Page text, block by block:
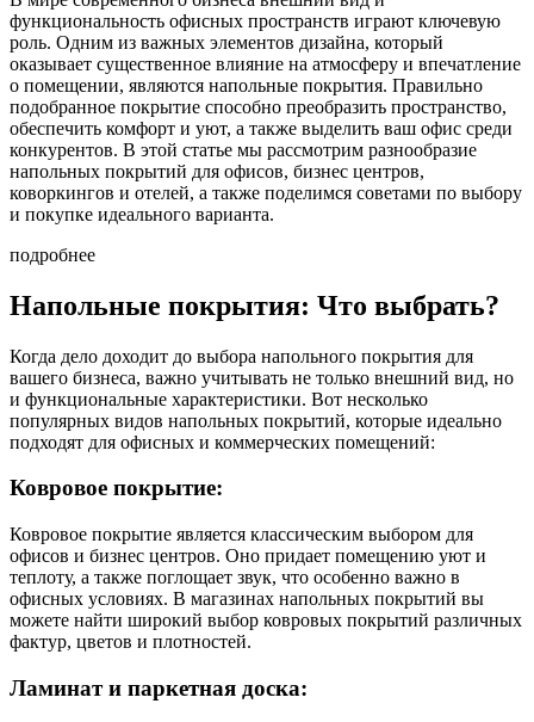
функциональность офисных пространств играют ключевую
роль. Одним из важных элементов дизайна, который
оказывает существенное влияние на атмосферу и впечатление
о помещении, являются напольные покрытия. Правильно
подобранное покрытие способно преобразить пространство,
обеспечить комфорт и уют, а также выделить ваш офис среди
конкурентов. В этой статье мы рассмотрим разнообразие
напольных покрытий для офисов, бизнес центров,
коворкингов и отелей, а также поделимся советами по выбору
и покупке идеального варианта.
подробнее
Напольные покрытия: Что выбрать?
Когда дело доходит до выбора напольного покрытия для
вашего бизнеса, важно учитывать не только внешний вид, но
и функциональные характеристики. Вот несколько
популярных видов напольных покрытий, которые идеально
подходят для офисных и коммерческих помещений:
Ковровое покрытие:
Ковровое покрытие является классическим выбором для
офисов и бизнес центров. Оно придает помещению уют и
теплоту, а также поглощает звук, что особенно важно в
офисных условиях. В магазинах напольных покрытий вы
можете найти широкий выбор ковровых покрытий различных
фактур, цветов и плотностей.
Ламинат и паркетная доска: